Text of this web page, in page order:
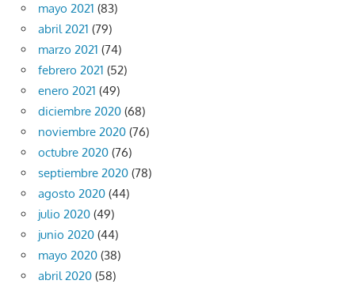
mayo 2021 (83)
abril 2021 (79)
marzo 2021 (74)
febrero 2021 (52)
enero 2021 (49)
diciembre 2020 (68)
noviembre 2020 (76)
octubre 2020 (76)
septiembre 2020 (78)
agosto 2020 (44)
julio 2020 (49)
junio 2020 (44)
mayo 2020 (38)
abril 2020 (58)